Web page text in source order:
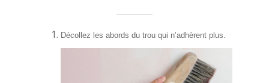
Décollez les abords du trou qui n’adhèrent plus.